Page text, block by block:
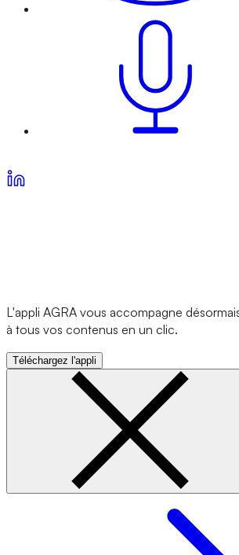
L'appli AGRA vous accompagne
à tous vos contenus en un clic.
Téléchargez l'appli